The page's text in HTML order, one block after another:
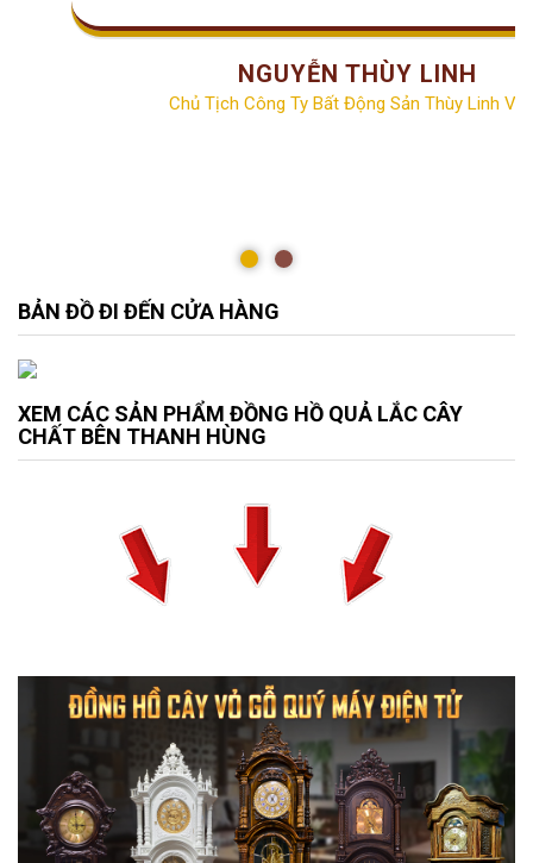
NGUYỄN THÙY LINH
Chủ Tịch Công Ty Bất Động Sản Thùy Linh
BẢN ĐỒ ĐI ĐẾN CỬA HÀNG
XEM CÁC SẢN PHẨM ĐỒNG HỒ QUẢ LẮC CÂY
CHẤT BÊN THANH HÙNG